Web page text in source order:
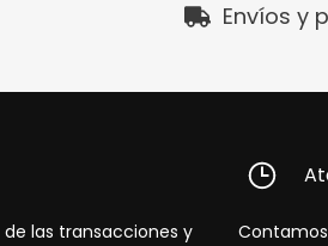
Envíos y
las transacciones y